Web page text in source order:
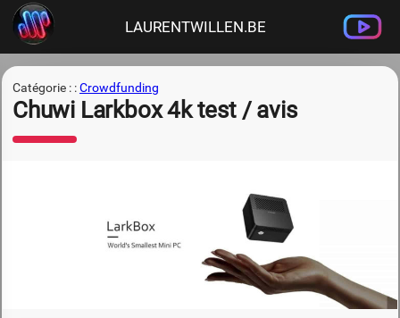
LAURENTWILLEN.BE
Catégorie : :Crowdfunding
Chuwi Larkbox 4k test / avis